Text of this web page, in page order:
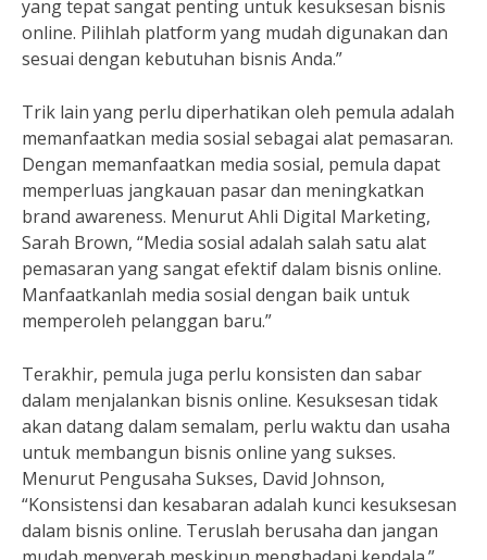
yang tepat sangat penting untuk kesuksesan bisnis
online. Pilihlah platform yang mudah digunakan dan
sesuai dengan kebutuhan bisnis Anda.”
Trik lain yang perlu diperhatikan oleh pemula adalah
memanfaatkan media sosial sebagai alat pemasaran.
Dengan memanfaatkan media sosial, pemula dapat
memperluas jangkauan pasar dan meningkatkan
brand awareness. Menurut Ahli Digital Marketing,
Sarah Brown, “Media sosial adalah salah satu alat
pemasaran yang sangat efektif dalam bisnis online.
Manfaatkanlah media sosial dengan baik untuk
memperoleh pelanggan baru.”
Terakhir, pemula juga perlu konsisten dan sabar
dalam menjalankan bisnis online. Kesuksesan tidak
akan datang dalam semalam, perlu waktu dan usaha
untuk membangun bisnis online yang sukses.
Menurut Pengusaha Sukses, David Johnson,
“Konsistensi dan kesabaran adalah kunci kesuksesan
dalam bisnis online. Teruslah berusaha dan jangan